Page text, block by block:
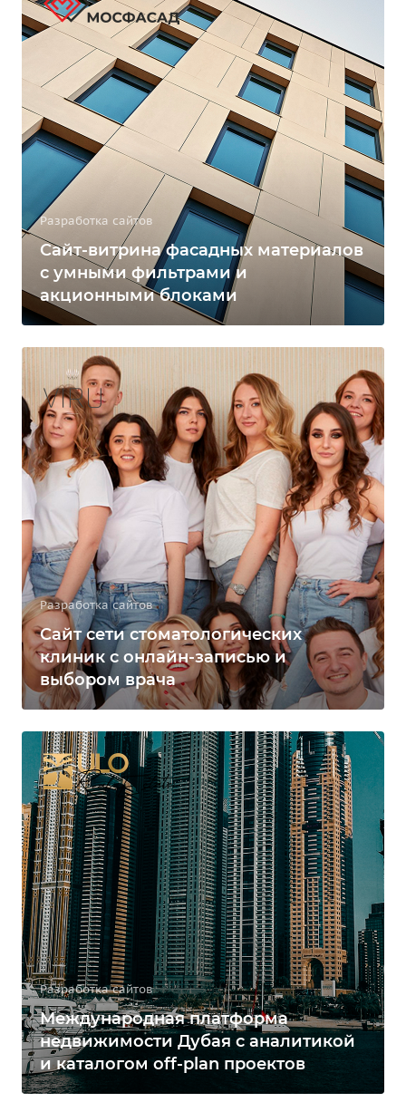
Разработка сайтов
Сайт-витрина фасадных материалов
с умными фильтрами и
акционными блоками
Разработка сайтов
Сайт сети стоматологических
клиник с онлайн-записью и
выбором врача
Разработка сайтов
Международная платформа
недвижимости Дубая с аналитикой
и каталогом off-plan проектов